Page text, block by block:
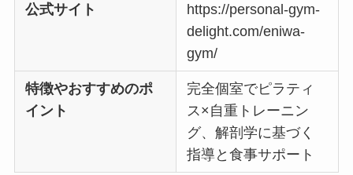
公式サイト
https://personal-gym-
delight.com/eniwa-
gym/
特徴やおすすめのポ
イント
完全個室でピラティ
ス×自重トレーニン
グ、解剖学に基づく
指導と食事サポート